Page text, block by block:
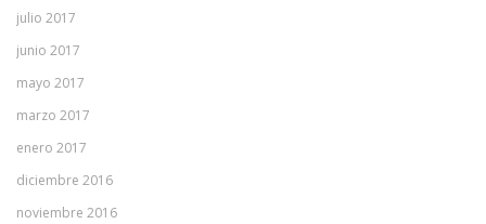
julio 2017
junio 2017
mayo 2017
marzo 2017
enero 2017
diciembre 2016
noviembre 2016